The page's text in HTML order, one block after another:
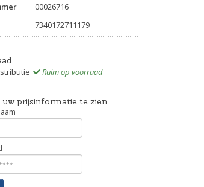
00026716
7340172711179
Ruim op voorraad
uw prijsinformatie te zien